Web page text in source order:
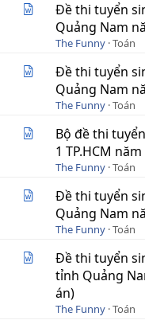
Đề thi tuyển
Quảng Nam
The Funny Toán
Đề thi tuyển
Quảng Nam
The Funny Toán
Bộ đề thi
1 TP.HCM
The Funny Toán
Đề thi tuyển
Quảng Nam
The Funny Toán
Đề thi tuyển
tỉnh Quảng
án)
The Funny Toán